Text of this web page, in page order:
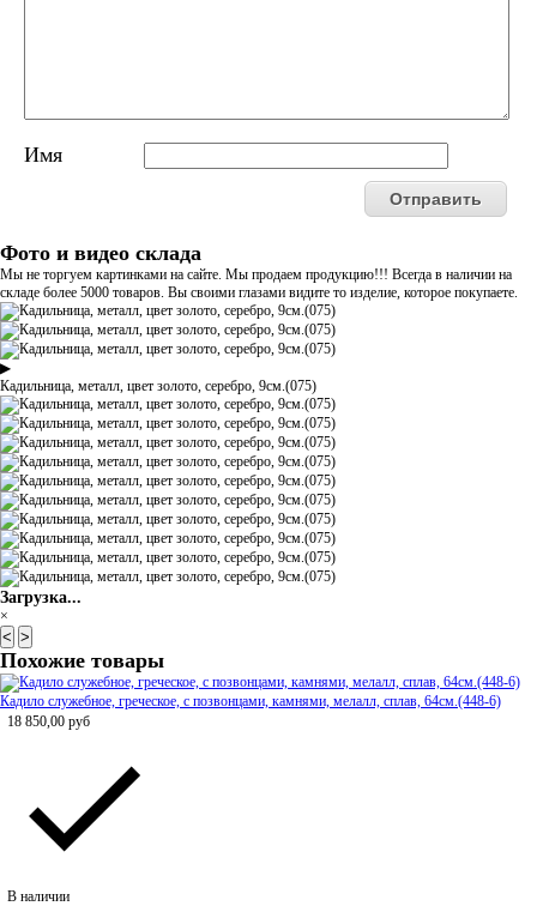
Имя
Фото и видео склада
Мы не торгуем картинками на сайте. Мы продаем продукцию!!! Всегда в наличии на
складе более 5000 товаров. Вы своими глазами видите то изделие, которое покупаете.
▶
Кадильница, металл, цвет золото, серебро, 9см.(075)
Загрузка...
×
< >
Похожие товары
Кадило служебное, греческое, с позвонцами, камнями, мелалл, сплав, 64см.(448-6)
18 850,00 руб
В наличии